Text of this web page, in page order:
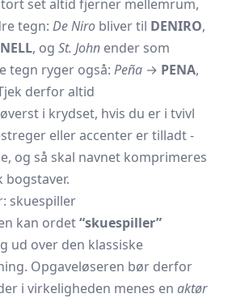
set altid fjerner mellemrum,
tegn: De Niro bliver til DENIRO,
, og St. John ender som
tegn ryger også: Peña → PENA,
derfor altid
i krydset, hvis du er i tvivl
eller accenter er tilladt -
og så skal navnet komprimeres
skuespiller
kan ordet“skuespiller”
ud over den klassiske
Opgaveløseren bør derfor
i virkeligheden menes en aktør